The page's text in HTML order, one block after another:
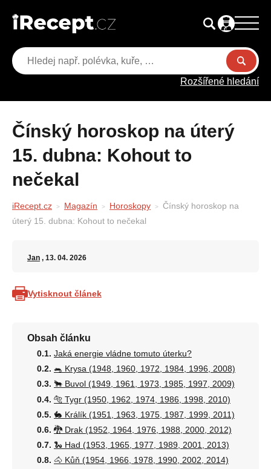
Rozšířené hledání
Čínský horoskop na úterý
15. dubna: Kohout to
nečekal
iRecept.cz Magazín Horoskopy
Čínský horoskop na
úterý 15. dubna: Kohout to nečekal
Jan , 13. 04. 2026
Vytisknout článek
Obsah článku
Jaká energie vládne tomuto úterku?
🐀 Krysa (1948, 1960, 1972, 1984, 1996, 2008)
🐂 Buvol (1949, 1961, 1973, 1985, 1997, 2009)
🐅 Tygr (1950, 1962, 1974, 1986, 1998, 2010)
🐇 Králík (1951, 1963, 1975, 1987, 1999, 2011)
🐉 Drak (1952, 1964, 1976, 1988, 2000, 2012)
🐍 Had (1953, 1965, 1977, 1989, 2001, 2013)
🐴 Kůň (1954, 1966, 1978, 1990, 2002, 2014)